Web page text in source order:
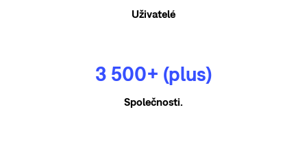
Uživatelé
3 500+ (plus)
Společnosti.